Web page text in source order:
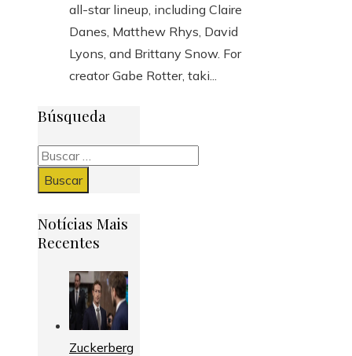
all-star lineup, including Claire
Danes, Matthew Rhys, David
Lyons, and Brittany Snow. For
creator Gabe Rotter, taki...
Búsqueda
Buscar:
Notícias Mais
Recentes
Zuckerberg